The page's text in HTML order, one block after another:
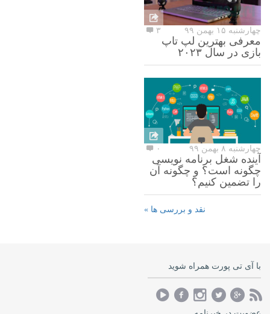
چهارشنبه ۱۵ بهمن ۹۹ ۳
معرفی بهترین لپ تاپ
بازی در سال ۲۰۲۳
چهارشنبه ۸ بهمن ۹۹ ۰
آینده شغل برنامه نویسی
چگونه است؟ و چگونه آن
را تضمین کنیم؟
نقد و بررسی ها »
با آی تی پورت همراه شوید